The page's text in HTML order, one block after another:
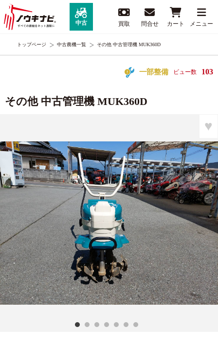
中古 買取 問合せ カート メニュー
トップページ 中古農機一覧 その他 中古管理機 MUK360D
一部整備 ビュー数 103
その他 中古管理機 MUK360D
♥